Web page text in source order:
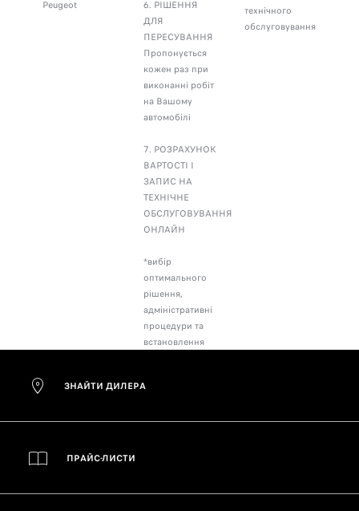
Peugeot
6. РІШЕННЯ
ДЛЯ
ПЕРЕСУВАННЯ
Пропонується
кожен раз при
виконанні робіт
на Вашому
автомобілі
7. РОЗРАХУНОК
ВАРТОСТІ І
ЗАПИС НА
ТЕХНІЧНЕ
ОБСЛУГОВУВАННЯ
ОНЛАЙН
*вибір
оптимального
рішення,
адміністративні
процедури та
встановлення
технічного
обслуговування
ЗНАЙТИ ДИЛЕРА
ПРАЙС-ЛИСТИ